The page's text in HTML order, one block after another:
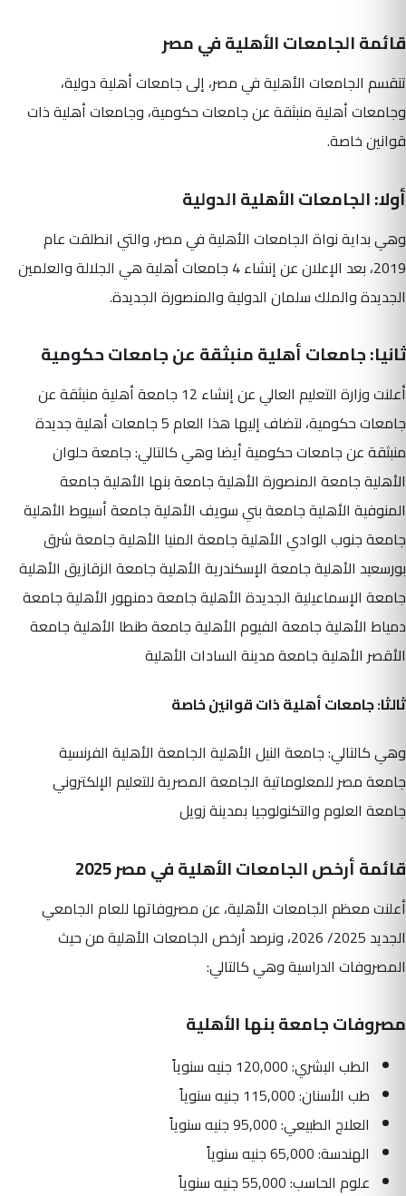
قائمة الجامعات الأهلية في مصر
تنقسم الجامعات الأهلية في مصر، إلى جامعات أهلية دولية،
وجامعات أهلية منبثقة عن جامعات حكومية، وجامعات أهلية ذات
قوانين خاصة.
أولا: الجامعات الأهلية الدولية
وهي بداية نواة الجامعات الأهلية في مصر، والتي انطلقت عام
2019، بعد الإعلان عن إنشاء 4 جامعات أهلية هي الجلالة والعلمين
الجديدة والملك سلمان الدولية والمنصورة الجديدة.
ثانيا: جامعات أهلية منبثقة عن جامعات حكومية
أعلنت وزارة التعليم العالي عن إنشاء 12 جامعة أهلية منبثقة عن
جامعات حكومية، لتضاف إليها هذا العام 5 جامعات أهلية جديدة
منبثقة عن جامعات حكومية أيضا وهي كالتالي: جامعة حلوان
الأهلية جامعة المنصورة الأهلية جامعة بنها الأهلية جامعة
المنوفية الأهلية جامعة بني سويف الأهلية جامعة أسيوط الأهلية
جامعة جنوب الوادي الأهلية جامعة المنيا الأهلية جامعة شرق
بورسعيد الأهلية جامعة الإسكندرية الأهلية جامعة الزقازيق الأهلية
جامعة الإسماعيلية الجديدة الأهلية جامعة دمنهور الأهلية جامعة
دمياط الأهلية جامعة الفيوم الأهلية جامعة طنطا الأهلية جامعة
الأقصر الأهلية جامعة مدينة السادات الأهلية
ثالثا: جامعات أهلية ذات قوانين خاصة
وهي كالتالي: جامعة النيل الأهلية الجامعة الأهلية الفرنسية
جامعة مصر للمعلوماتية الجامعة المصرية للتعليم الإلكتروني
جامعة العلوم والتكنولوجيا بمدينة زويل
قائمة أرخص الجامعات الأهلية في مصر 2025
أعلنت معظم الجامعات الأهلية، عن مصروفاتها للعام الجامعي
الجديد 2025/ 2026، ونرصد أرخص الجامعات الأهلية من حيث
المصروفات الدراسية وهي كالتالي:
مصروفات جامعة بنها الأهلية
الطب البشري: 120,000 جنيه سنوياً
طب الأسنان: 115,000 جنيه سنوياً
العلاج الطبيعي: 95,000 جنيه سنوياً
الهندسة: 65,000 جنيه سنوياً
علوم الحاسب: 55,000 جنيه سنوياً